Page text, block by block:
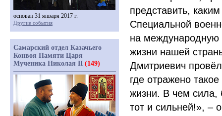
представить,
Специальной
на международную
жизни нашей
Дмитриевич
где отражено
жизни. В чем сила,
тот и сильней!», –
основан 31 января 2017 г.
Другие события
Самарский отдел Казачьего
Конвоя Памяти Царя
Мученика Николая II (149)